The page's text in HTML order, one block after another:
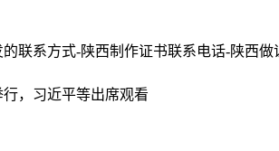
联系方式-陕西制作证书联系电话-陕西
，习近平等出席观看